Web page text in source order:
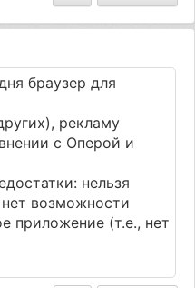
браузер для
рекламу
с Оперой и
нельзя
возможности
приложение (т.е., нет